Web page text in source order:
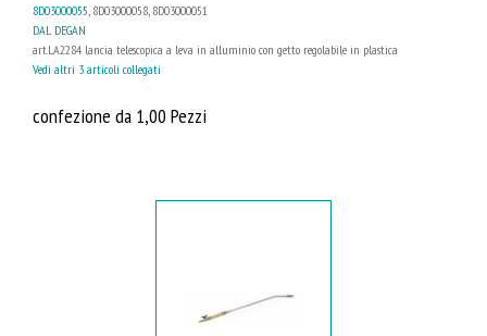
8D03000055 , 8D03000058, 8D03000051
DAL DEGAN
art.LA2284 lancia telescopica a leva in alluminio con getto regolabile in plastica
Vedi altri 3 articoli collegati
confezione da 1,00 Pezzi